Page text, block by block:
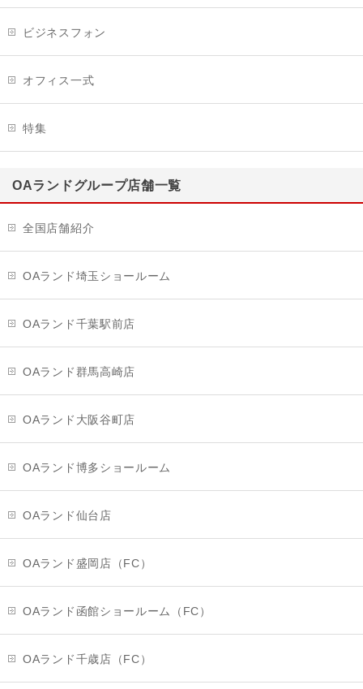
ビジネスフォン
オフィス一式
特集
OAランドグループ店舗一覧
全国店舗紹介
OAランド埼玉ショールーム
OAランド千葉駅前店
OAランド群馬高崎店
OAランド大阪谷町店
OAランド博多ショールーム
OAランド仙台店
OAランド盛岡店（FC）
OAランド函館ショールーム（FC）
OAランド千歳店（FC）